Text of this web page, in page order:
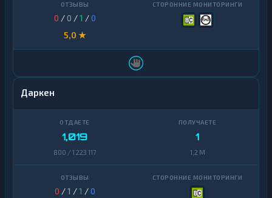
0 / 0 /1 /0
5,0 ★
Даркен
1,019
800 / 1 223 117
1
1,2 M
0 /1 /1 /0